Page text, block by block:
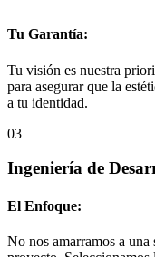
Tu Garantía:
Tu visión es nuestra
para asegurar que la
a tu identidad.
03
Ingeniería de
El Enfoque:
No nos amarramos a una